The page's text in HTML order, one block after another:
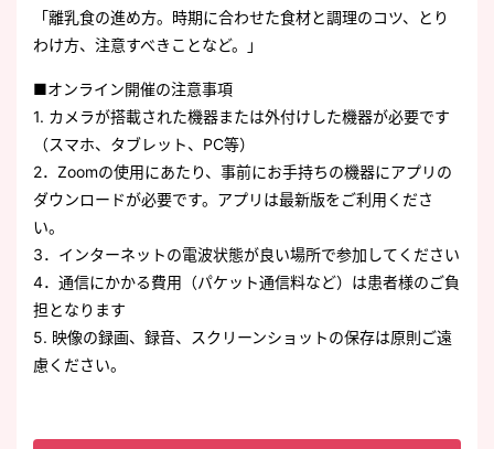
「離乳食の進め方。時期に合わせた食材と調理のコツ、とり
わけ方、注意すべきことなど。」
■オンライン開催の注意事項
1. カメラが搭載された機器または外付けした機器が必要です
（スマホ、タブレット、PC等）
2．Zoomの使用にあたり、事前にお手持ちの機器にアプリの
ダウンロードが必要です。アプリは最新版をご利用くださ
い。
3．インターネットの電波状態が良い場所で参加してください
4．通信にかかる費用（パケット通信料など）は患者様のご負
担となります
5. 映像の録画、録音、スクリーンショットの保存は原則ご遠
慮ください。